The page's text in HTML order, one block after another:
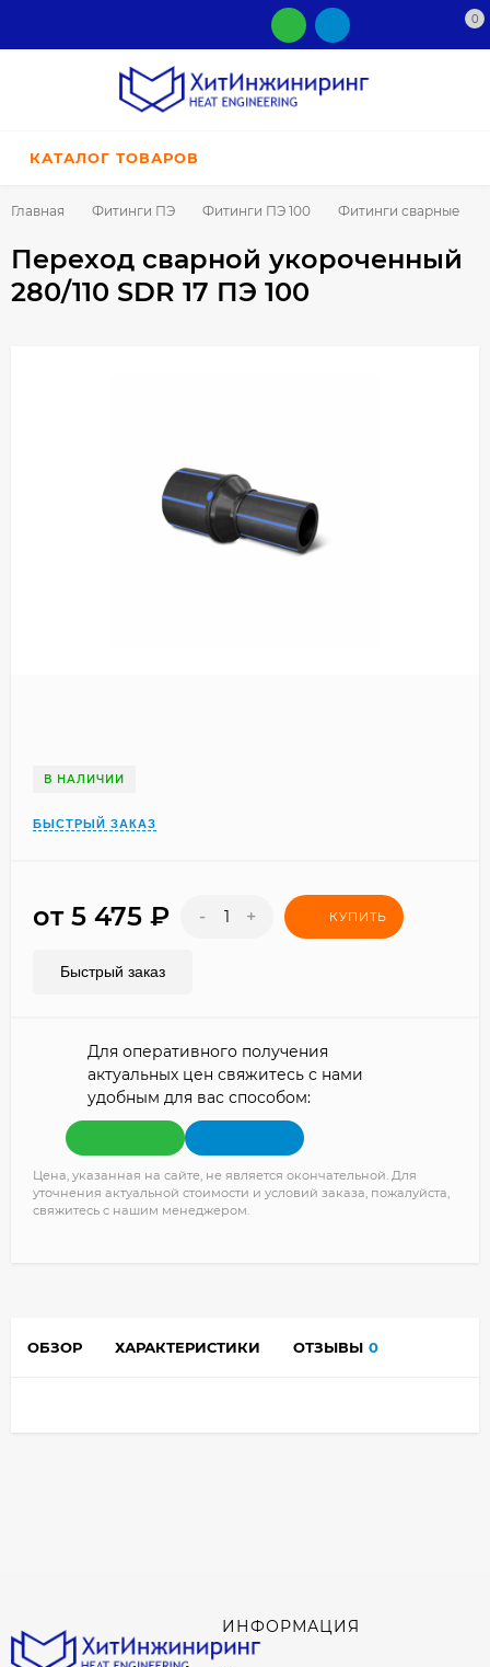
0
КАТАЛОГ ТОВАРОВ
Главная Фитинги ПЭ Фитинги ПЭ 100 Фитинги сварные
Переход сварной укороченный
280/110 SDR 17 ПЭ 100
В НАЛИЧИИ
БЫСТРЫЙ ЗАКАЗ
от 5 475 ₽ - + КУПИТЬ
Быстрый заказ
Для оперативного получения
актуальных цен свяжитесь с нами
удобным для вас способом:
Цена, указанная на сайте, не является окончательной. Для
уточнения актуальной стоимости и условий заказа, пожалуйста,
свяжитесь с нашим менеджером.
ОБЗОР ХАРАКТЕРИСТИКИ ОТЗЫВЫ 0
ИНФОРМАЦИЯ